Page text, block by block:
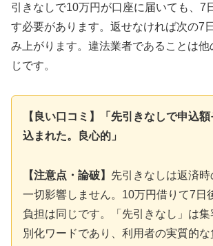
引きなしで10万円が口座に届いても、7
す必要があります。返せなければ次の7
み上がります。違法業者であることは他
じです。
【良い口コミ】「先引きなしで申込
込まれた。良心的」
【注意点・論破】 先引きなしは返済
一切影響しません。10万円借りて7日
負担は同じです。「先引きなし」は
別化ワードであり、利用者の実質的